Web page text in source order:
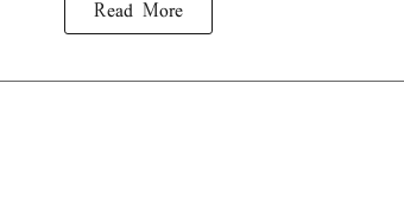
Read More